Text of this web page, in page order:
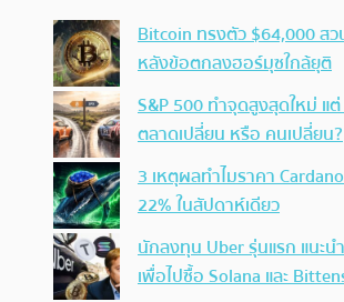
Bitcoin ทรงตัว $64,000 ส
หลังข้อตกลงฮอร์มุซใกล้ยุติ
S&P 500 ทำจุดสูงสุดใหม่ แ
ตลาดเปลี่ยน หรือ คนเปลี่ยน?
3 เหตุผลทำไมราคา
22% ในสัปดาห์เดียว
นักลงทุน Uber รุ่นแรก แนะน
เพื่อไปซื้อ Solana และ